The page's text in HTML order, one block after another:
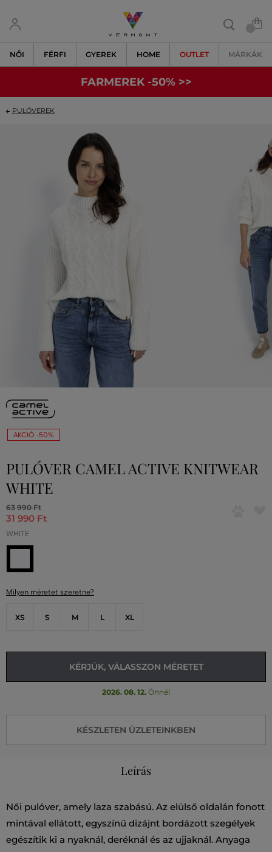
NŐI FÉRFI GYEREK HOME OUTLET MÁRKÁK
FARMEREK -50% >>
PULÓVEREK
AKCIÓ -50%
PULÓVER CAMEL ACTIVE KNITWEAR
WHITE
63 990 Ft
31 990 Ft
WHITE
Milyen méretet szeretne?
XS S M L XL
KÉRJÜK, VÁLASSZON MÉRETET
2026. 08. 12. Önnél
KÉSZLETEN ÜZLETEINKBEN
Leírás
Női pulóver, amely laza szabású. Az elülső oldalán fonott
mintával ellátott, egyszínű dizájnt bordázott szegélyek
egészítik ki a nyaknál, deréknál és az ujjaknál. Anyaga